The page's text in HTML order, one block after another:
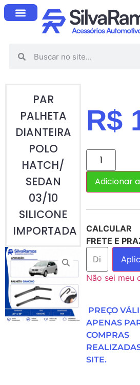
PAR
PALHETA
DIANTEIRA
POLO
HATCH/
SEDAN
03/10
SILICONE
IMPORTADA
R$
Adicionar
CALCULAR
FRETE E
Não sei meu
PREÇO
APENAS
COMPRAS
SITE.